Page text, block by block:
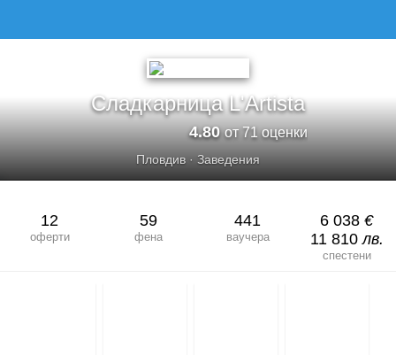
Сладкарница L'Artista
4.80от 71 оценки
Пловдив· Заведения
12
оферти
59
фена
441
ваучера
6 038 €
11 810лв.
спестени